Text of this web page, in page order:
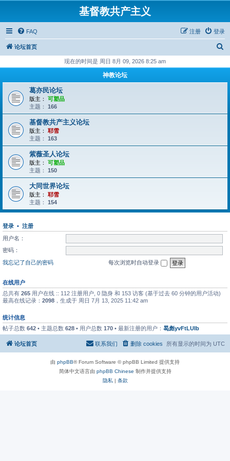
基督教共产主义
FAQ 登录
注册
论坛首页
现在的时间是 周日 8月 09, 2026 8:25 am
神教论坛
葛亦民论坛
版主：
可塑品
主题： 166
基督教共产主义论坛
版主：
耶雪
主题： 163
紫薇圣人论坛
版主：
可塑品
主题： 150
大同世界论坛
版主：
耶雪
主题： 154
登录 • 注册
用户名：
密码：
我忘记了自己的密码
每次浏览时自动登录
在线用户
总共有 265 用户在线 :: 112 注册用户, 0 隐身 和 153 访客 (基于过去 60 分钟的用户活动)
最高在线记录： 2098 ，生成于 周日 7月 13, 2025 11:42 am
统计信息
帖子总数 642 • 主题总数 628 • 用户总数 170 • 最新注册的用户： 曷彪yvFtLUIb
论坛首页 所有显示的时间为 UTC
删除 cookies
联系我们
由 phpBB® Forum Software © phpBB Limited 提供支持
简体中文语言由 phpBB Chinese 制作并提供支持
隐私| 条款